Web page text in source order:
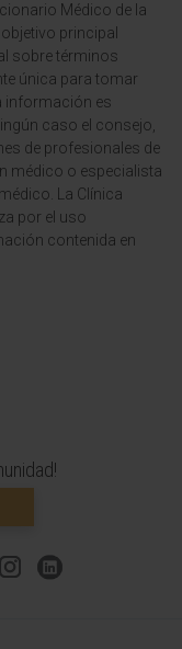
Médico de la
principal
sobre términos
única para tomar
información es
caso el consejo,
de profesionales de
médico o especialista
La Clínica
por el uso
contenida en